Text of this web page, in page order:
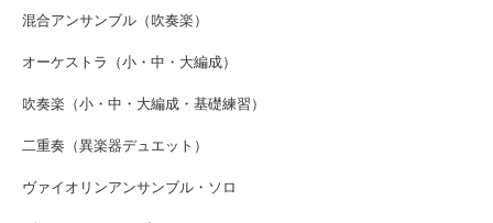
混合アンサンブル（吹奏楽）
オーケストラ（小・中・大編成）
吹奏楽（小・中・大編成・基礎練習）
二重奏（異楽器デュエット）
ヴァイオリンアンサンブル・ソロ